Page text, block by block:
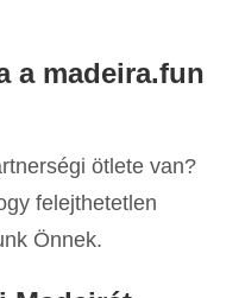
a madeira.fun
ötlete van?
felejthetetlen
Önnek.